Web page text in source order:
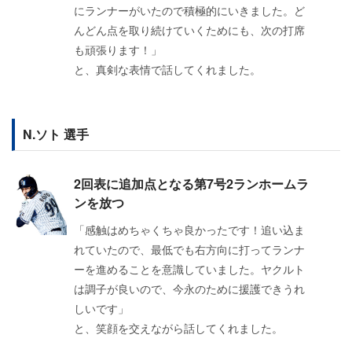
にランナーがいたので積極的にいきました。ど
んどん点を取り続けていくためにも、次の打席
も頑張ります！」
と、真剣な表情で話してくれました。
N.ソト 選手
2回表に追加点となる第7号2ランホームラ
ンを放つ
「感触はめちゃくちゃ良かったです！追い込ま
れていたので、最低でも右方向に打ってランナ
ーを進めることを意識していました。ヤクルト
は調子が良いので、今永のために援護できうれ
しいです」
と、笑顔を交えながら話してくれました。